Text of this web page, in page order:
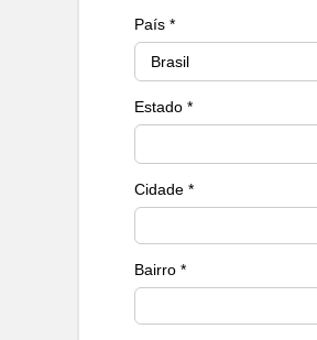
País *
Estado *
Cidade *
Bairro *